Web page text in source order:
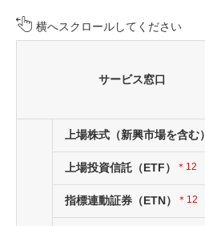
横へスクロールしてください
サービス窓口
上場株式（新興市場を含む）
上場投資信託（ETF） ＊12
指標連動証券（ETN） ＊12